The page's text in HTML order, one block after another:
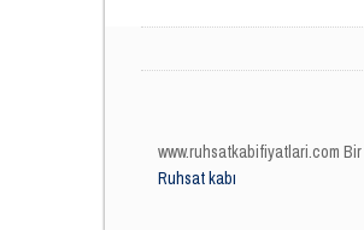
www.ruhsatkabifiyatlari.com Bir
Ruhsat kabı